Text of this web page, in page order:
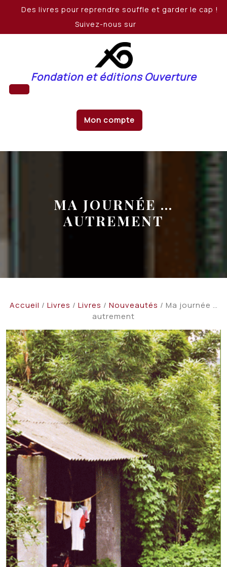
Des livres pour reprendre souffle et garder le cap !
Suivez-nous sur
Fondation et éditions Ouverture
Mon compte
MA JOURNÉE …
AUTREMENT
Accueil / Livres / Livres / Nouveautés / Ma journée …
autrement